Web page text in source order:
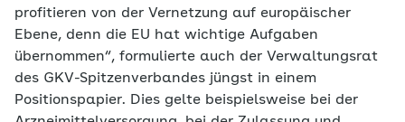
profitieren von der Vernetzung auf europäischer
Ebene, denn die EU hat wichtige Aufgaben
übernommen“, formulierte auch der Verwaltungsrat
des GKV-Spitzenverbandes jüngst in einem
Positionspapier. Dies gelte beispielsweise bei der